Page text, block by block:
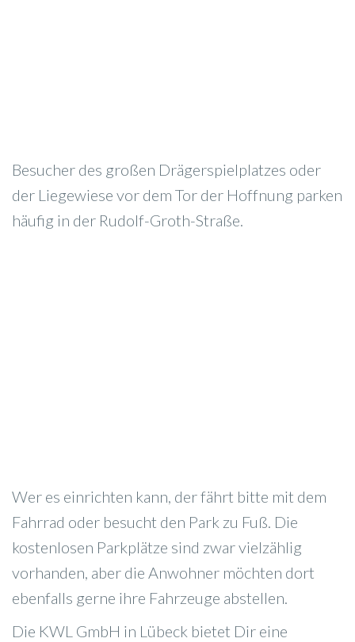
Besucher des großen Drägerspielplatzes oder
der Liegewiese vor dem Tor der Hoffnung parken
häufig in der Rudolf-Groth-Straße.
Wer es einrichten kann, der fährt bitte mit dem
Fahrrad oder besucht den Park zu Fuß. Die
kostenlosen Parkplätze sind zwar vielzählig
vorhanden, aber die Anwohner möchten dort
ebenfalls gerne ihre Fahrzeuge abstellen.
Die KWL GmbH in Lübeck bietet Dir eine